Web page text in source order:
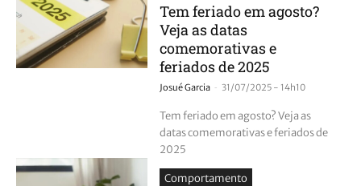
Tem feriado em agosto?
Veja as datas
comemorativas e
feriados de 2025
Josué Garcia - 31/07/2025 - 14h10
Tem feriado em agosto? Veja as
datas comemorativas e feriados de
2025
Comportamento